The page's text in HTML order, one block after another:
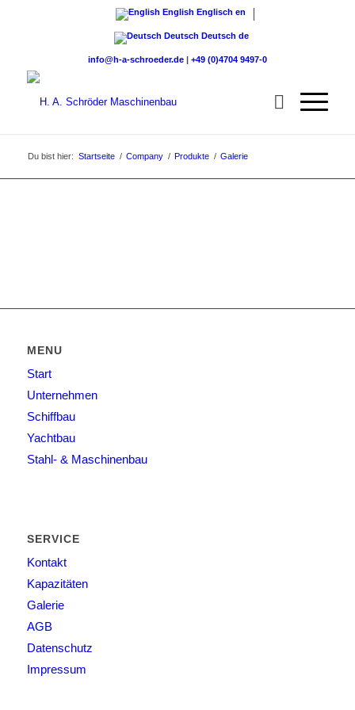
English Englisch en
Deutsch Deutsch de
info@h-a-schroeder.de| +49 (0)4704 9497-0
Du bist hier: Startseite / Company / Produkte / Galerie
MENU
Start
Unternehmen
Schiffbau
Yachtbau
Stahl- & Maschinenbau
SERVICE
Kontakt
Kapazitäten
Galerie
AGB
Datenschutz
Impressum